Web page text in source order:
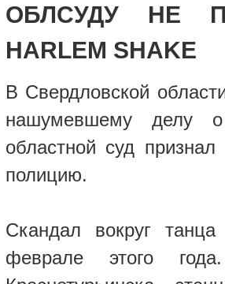
ОБЛСУДУ НЕ
HARLEM SHAKE
В Свердловской
нашумевшему делу
областной суд
полицию.
Скандал вокруг
феврале этого